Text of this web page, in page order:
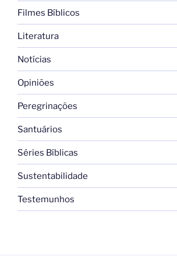
Filmes Bíblicos
Literatura
Notícias
Opiniões
Peregrinações
Santuários
Séries Bíblicas
Sustentabilidade
Testemunhos